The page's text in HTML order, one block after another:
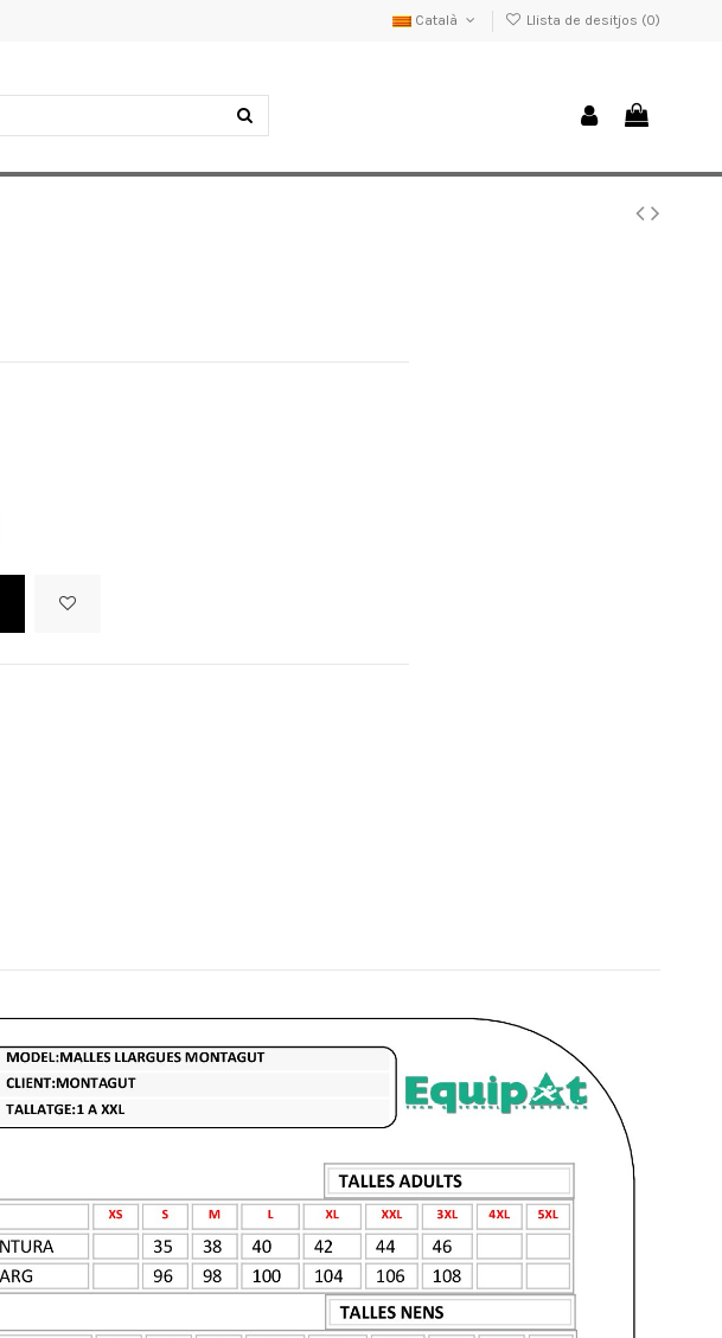
Català Llista de desitjos (0)